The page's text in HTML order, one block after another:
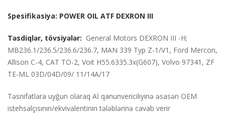
Spesifikasiya: POWER OIL ATF DEXRON III
Təsdiqlər, tövsiyələr: General Motors DEXRON III -H;
MB236.1/236.5/236.6/236.7, MAN 339 Typ Z-1/V1, Ford Mercon,
Allison C-4, CAT TO-2, Voit H55.6335.3x(G607), Volvo 97341, ZF
TE-ML 03D/04D/09/ 11/14A/17
Təsnifatlara uyğun olaraq Aİ qanunvericiliyinə əsasən OEM
istehsalçısının/ekvivalentinin tələblərinə cavab verir